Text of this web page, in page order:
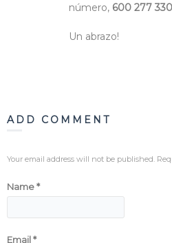
número, 600 277
Un abrazo!
ADD COMMENT
Your email address will not be published.
Name*
Email*